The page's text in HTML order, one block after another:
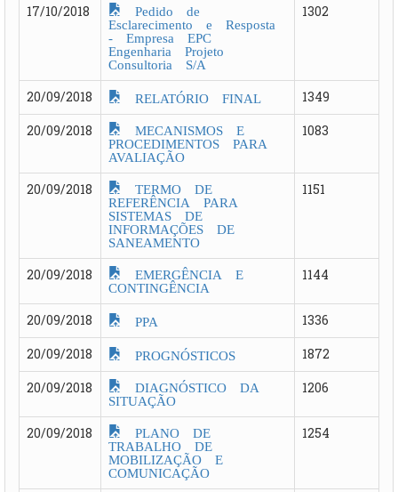
17/10/2018
Pedido de
Esclarecimento e Resposta
- Empresa EPC
Engenharia Projeto
Consultoria S/A
1302
20/09/2018 RELATÓRIO FINAL
1349
20/09/2018
MECANISMOS E
PROCEDIMENTOS PARA
AVALIAÇÃO
1083
20/09/2018
TERMO DE
REFERÊNCIA PARA
SISTEMAS DE
INFORMAÇÕES DE
SANEAMENTO
1151
20/09/2018
EMERGÊNCIA E
CONTINGÊNCIA
1144
20/09/2018 PPA
1336
20/09/2018
PROGNÓSTICOS
1872
20/09/2018
DIAGNÓSTICO DA
SITUAÇÃO
1206
20/09/2018
PLANO DE
TRABALHO DE
MOBILIZAÇÃO E
COMUNICAÇÃO
1254